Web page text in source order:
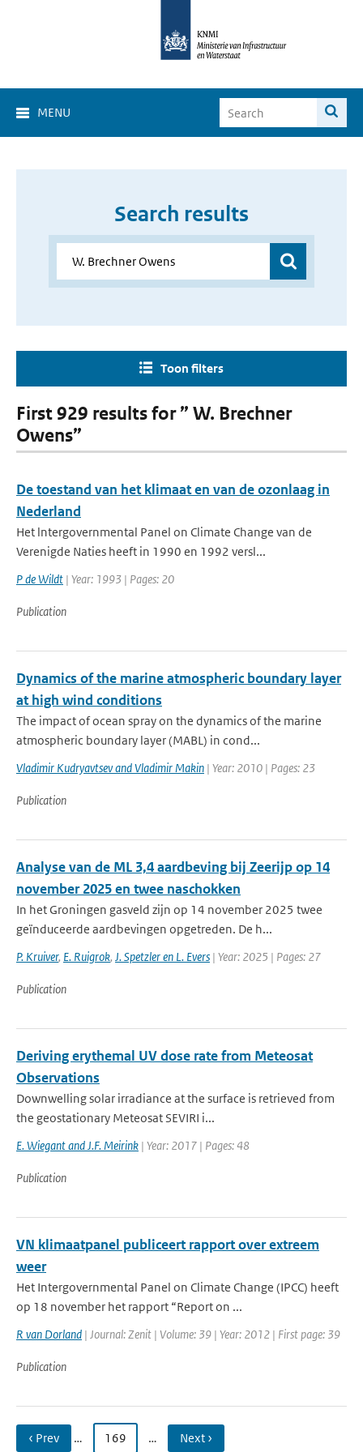
MENU
Search results
Toon filters
First 929 results for ” W. Brechner
Owens”
De toestand van het klimaat en van de ozonlaag in
Nederland
Het lntergovernmental Panel on Climate Change van de
Verenigde Naties heeft in 1990 en 1992 versl...
P de Wildt | Year: 1993 | Pages: 20
Publication
Dynamics of the marine atmospheric boundary layer
at high wind conditions
The impact of ocean spray on the dynamics of the marine
atmospheric boundary layer (MABL) in cond...
Vladimir Kudryavtsev and Vladimir Makin | Year: 2010 | Pages: 23
Publication
Analyse van de ML 3,4 aardbeving bij Zeerijp op 14
november 2025 en twee naschokken
In het Groningen gasveld zijn op 14 november 2025 twee
geïnduceerde aardbevingen opgetreden. De h...
P. Kruiver, E. Ruigrok, J. Spetzler en L. Evers | Year: 2025 | Pages: 27
Publication
Deriving erythemal UV dose rate from Meteosat
Observations
Downwelling solar irradiance at the surface is retrieved from
the geostationary Meteosat SEVIRI i...
E. Wiegant and J.F. Meirink | Year: 2017 | Pages: 48
Publication
VN klimaatpanel publiceert rapport over extreem
weer
Het Intergovernmental Panel on Climate Change (IPCC) heeft
op 18 november het rapport “Report on ...
R van Dorland | Journal: Zenit | Volume: 39 | Year: 2012 | First page: 39
Publication
‹ Prev … 169 … Next ›